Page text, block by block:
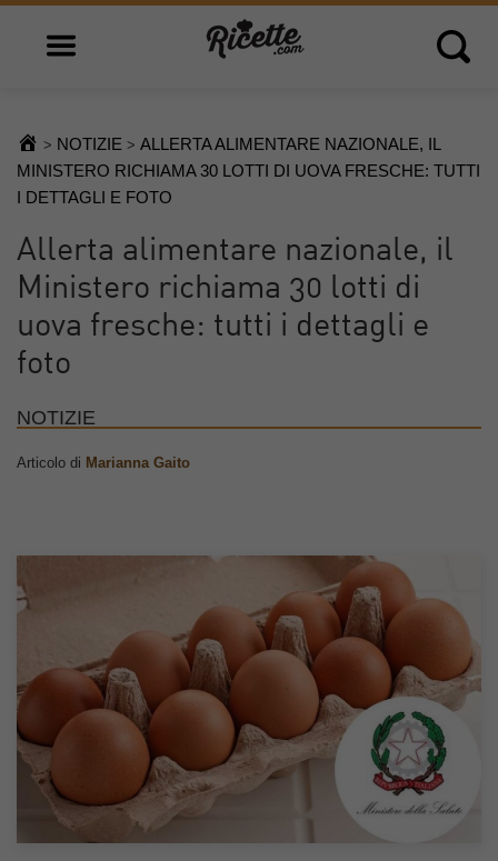
Open main menu Open
> NOTIZIE > ALLERTA ALIMENTARE NAZIONALE, IL
MINISTERO RICHIAMA 30 LOTTI DI UOVA FRESCHE: TUTTI
I DETTAGLI E FOTO
Allerta alimentare nazionale, il
Ministero richiama 30 lotti di
uova fresche: tutti i dettagli e
foto
NOTIZIE
Articolo di Marianna Gaito